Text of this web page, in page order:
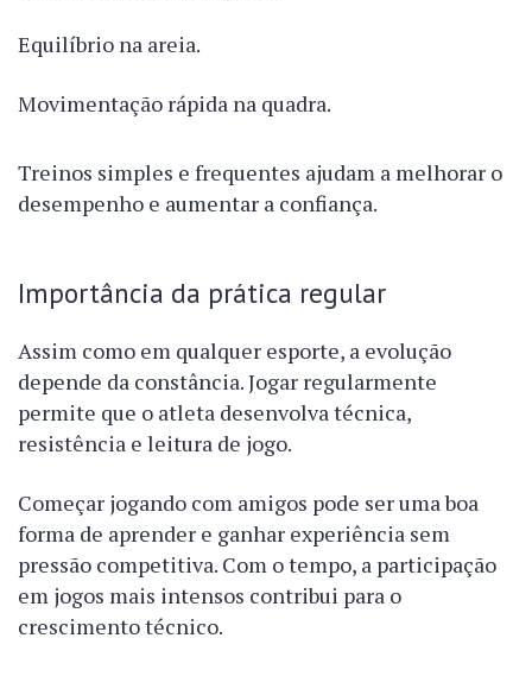
Equilíbrio na areia.
Movimentação rápida na quadra.
Treinos simples e frequentes ajudam a melhorar o
desempenho e aumentar a confiança.
Importância da prática regular
Assim como em qualquer esporte, a evolução
depende da constância. Jogar regularmente
permite que o atleta desenvolva técnica,
resistência e leitura de jogo.
Começar jogando com amigos pode ser uma boa
forma de aprender e ganhar experiência sem
pressão competitiva. Com o tempo, a participação
em jogos mais intensos contribui para o
crescimento técnico.